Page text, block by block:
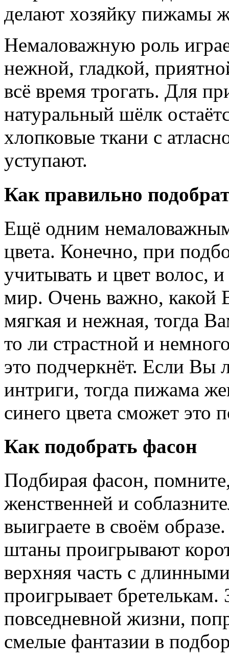
делают хозяйку пижамы
Немаловажную роль
нежной, гладкой,
всё время трогать. Для
натуральный шёлк
хлопковые ткани с
уступают.
Как правильно
Ещё одним
цвета. Конечно, при
учитывать и цвет волос,
мир. Очень важно, какой
мягкая и нежная, тогда
то ли страстной и
это подчеркнёт. Если Вы
интриги, тогда пижама
синего цвета сможет это
Как подобрать фасон
Подбирая фасон,
женственней и
выиграете в своём
штаны проигрывают
верхняя часть с
проигрывает бретелькам.
повседневной жизни,
смелые фантазии в